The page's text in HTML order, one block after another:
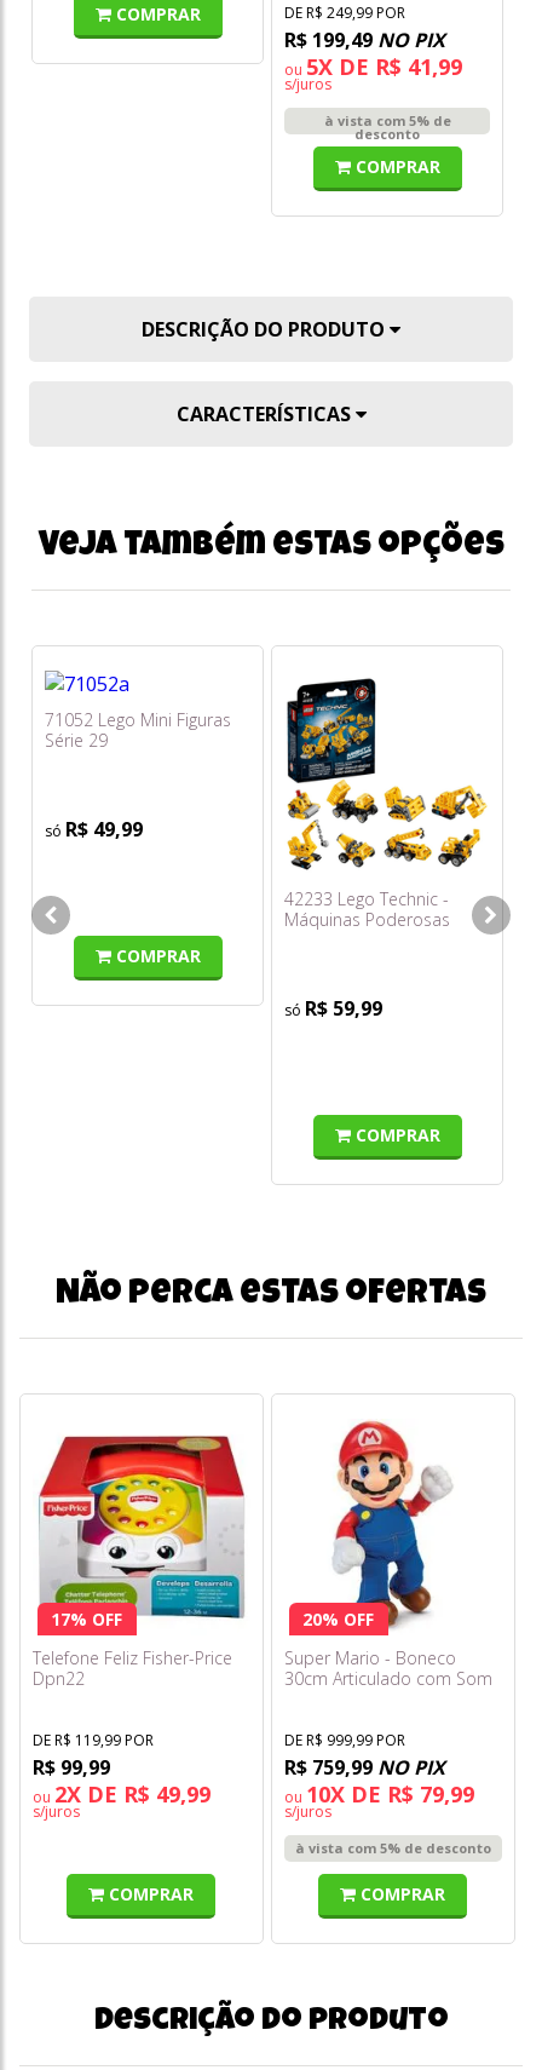
COMPRAR DE R$ 249,99 POR
R$ 199,49 NO PIX
ou 5X DE R$ 41,99
s/juros
à vista com 5% de
desconto
COMPRAR
DESCRIÇÃO DO PRODUTO
CARACTERÍSTICAS
Veja também estas opções
71052 Lego Mini Figuras
Série 29
R$ 49,99
COMPRAR
42233 Lego Technic -
Máquinas Poderosas
R$ 59,99
COMPRAR
Não perca estas ofertas
17% OFF
Telefone Feliz Fisher-Price
Dpn22
DE R$ 119,99 POR
R$ 99,99
ou 2X DE R$ 49,99
s/juros
COMPRAR
20% OFF
Super Mario - Boneco
30cm Articulado com Som
DE R$ 999,99 POR
R$ 759,99 NO PIX
ou 10X DE R$ 79,99
s/juros
à vista com 5% de desconto
COMPRAR
Descrição do produto